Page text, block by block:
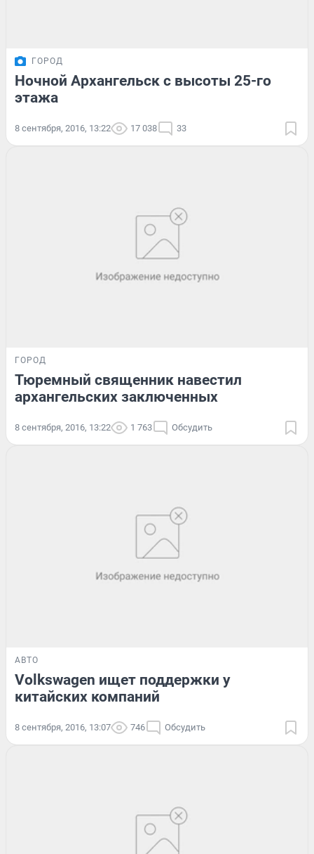
ГОРОД
Ночной Архангельск с высоты 25-го
этажа
8 сентября, 2016, 13:22 17 038 33
ГОРОД
Тюремный священник навестил
архангельских заключенных
8 сентября, 2016, 13:22 1 763 Обсудить
АВТО
Volkswagen ищет поддержки у
китайских компаний
8 сентября, 2016, 13:07 746 Обсудить